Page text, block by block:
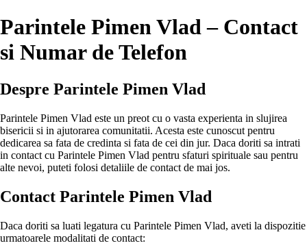
Parintele Pimen Vlad – Contact
si Numar de Telefon
Despre Parintele Pimen Vlad
Parintele Pimen Vlad este un preot cu o vasta experienta in slujirea
bisericii si in ajutorarea comunitatii. Acesta este cunoscut pentru
dedicarea sa fata de credinta si fata de cei din jur. Daca doriti sa intrati
in contact cu Parintele Pimen Vlad pentru sfaturi spirituale sau pentru
alte nevoi, puteti folosi detaliile de contact de mai jos.
Contact Parintele Pimen Vlad
Daca doriti sa luati legatura cu Parintele Pimen Vlad, aveti la dispozitie
urmatoarele modalitati de contact: